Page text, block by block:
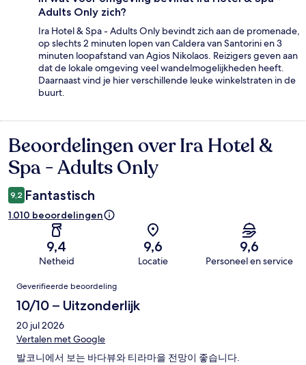
Adults Only zich?
Ira Hotel & Spa - Adults Only bevindt zich aan de promenade,
op slechts 2 minuten lopen van Caldera van Santorini en 3
minuten loopafstand van Agios Nikolaos. Reizigers geven aan
dat de lokale omgeving veel wandelmogelijkheden heeft.
Daarnaast vind je hier verschillende leuke winkelstraten in de
buurt.
Beoordelingen
Beoordelingen over Ira Hotel &
Spa - Adults Only
9,2 Fantastisch
1.010 beoordelingen
9,4
Netheid
9,6
Locatie
9,6
Personeel en service
Beoordelingen
Geverifieerde beoordeling
10/10 – Uitzonderlijk
20 jul 2026
Vertalen met Google
발코니에서 보는 바다뷰와 티라마을 전망이 좋습니다.